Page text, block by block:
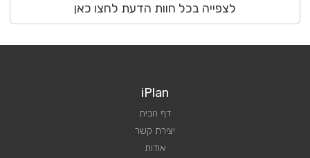
לצפייה בכל חוות הדעת לחצו כאן
iPlan
דף הבית
יצירת קשר
אודות